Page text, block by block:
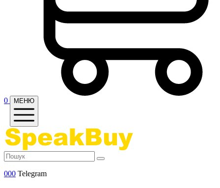
0 МЕНЮ
000 Telegram